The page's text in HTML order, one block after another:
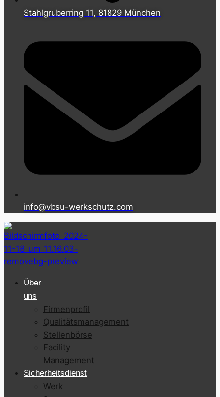
Stahlgruberring 11, 81829 München
info@vbsu-werkschutz.com
Über
uns
Firmenprofil
Qualitätsmanagement
Stellenbörse
Facility
Management
Sicherheitsdienst
Werk